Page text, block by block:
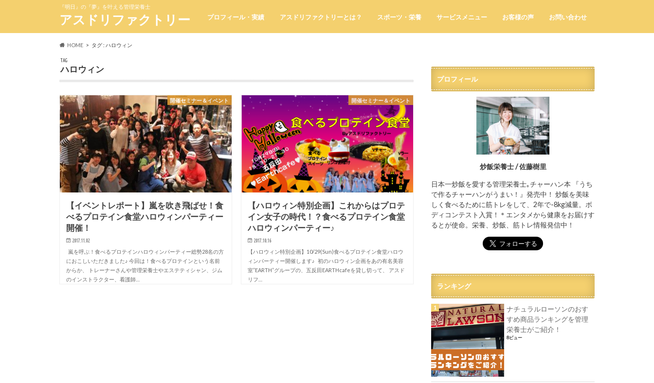
『明日』の『夢』を叶える管理栄養士
アスドリファクトリー プロフィール・実績 アスドリファクトリーとは？ スポーツ・栄養 サービスメニュー お客様の声 お問い合わせ
HOME タグ : ハロウィン
TAG
ハロウィン
開催セミナー＆イベント
【イベントレポート】嵐を吹き飛ばせ！食
べるプロテイン食堂ハロウィンパーティー
開催！
2017.11.02
嵐を呼ぶ！食べるプロテインハロウィンパーティー総勢28名の方
におこしいただきました♪ 今回は！食べるプロテインという名前
からか、 トレーナーさんや管理栄養士やエステティシャン、ジム
のインストラクター、看護師…
開催セミナー＆イベント
【ハロウィン特別企画】これからはプロテ
イン女子の時代！？食べるプロテイン食堂
ハロウィンパーティー♪
2017.10.16
【ハロウィン特別企画】10/29(Sun)食べるプロテイン食堂ハロウ
ィンパーティー開催します♪ 初のハロウィン企画をあの有名美容
室”EARTH”グループの、五反田EARTHcafeを貸し切って、 アスド
リフ…
プロフィール
炒飯栄養士 / 佐藤樹里
日本一炒飯を愛する管理栄養士｡チャーハン本 『うち
で作るチャーハンがうまい！』発売中！ 炒飯を美味
しく食べるために筋トレをして、2年で-8kg減量。ボ
ディコンテスト入賞！＊エンタメから健康をお届けす
るとが使命。栄養、炒飯、筋トレ情報発信中！
ランキング
ナチュラルローソンのおす
すめ商品ランキングを管理
栄養士がご紹介！
8ビュー